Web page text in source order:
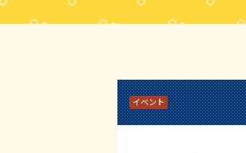
イベント